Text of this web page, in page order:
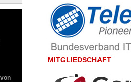
MITGLIEDSCHAFT